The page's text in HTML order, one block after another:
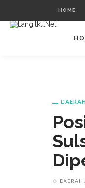
HOME
DAERAH
DAERAH